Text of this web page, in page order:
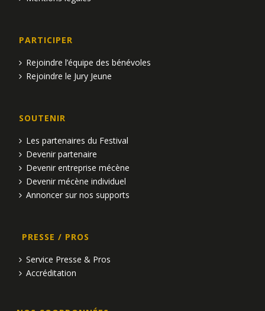
PARTICIPER
Rejoindre l’équipe des bénévoles
Rejoindre le Jury Jeune
SOUTENIR
Les partenaires du Festival
Devenir partenaire
Devenir entreprise mécène
Devenir mécène individuel
Annoncer sur nos supports
PRESSE / PROS
Service Presse & Pros
Accréditation